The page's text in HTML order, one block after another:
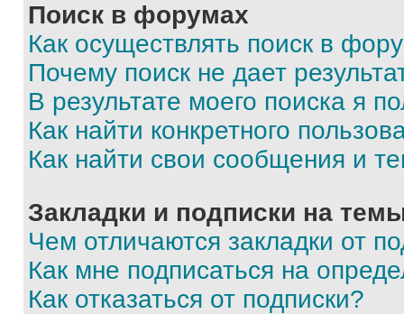
Поиск в форумах
Как осуществлять поиск в
Почему поиск не дает
В результате моего поиска я
Как найти конкретного
Как найти свои сообщения и
Закладки и подписки на
Чем отличаются закладки от
Как мне подписаться на
Как отказаться от подписки?